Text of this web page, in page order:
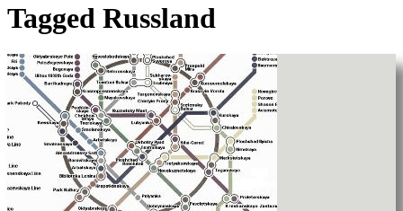
Tagged Russland